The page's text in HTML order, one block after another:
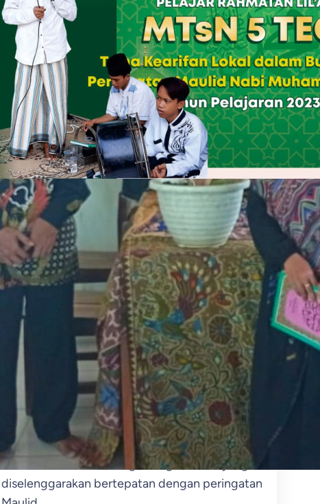
Keagamaan Madrasah December 30, 2025
Gelar Karya P5RA Kearifan Lokal
Dalam Budaya Rolasan Peringatan
Maulid Nabi Muhammad SAW
1445H
Projek Penguatan Profil Pelajar Pancasila dan
Rahmatan Lil’alamin (P5RA) MTs Negeri 5 Tegal
merupakan upaya untuk mendorong
tercapainya Profil Pelajar Pancasila dengan
menggunakan paradigma baru melalui
pembelajaran berbasis projek. Salah satu upaya
merealisasikannya adalah melalui Gelar Karya
yang dilaksanakan pada Sabtu (10/7/2023) di
halaman indoor MTs Negeri Tegal. Acara yang
diselenggarakan bertepatan dengan peringatan